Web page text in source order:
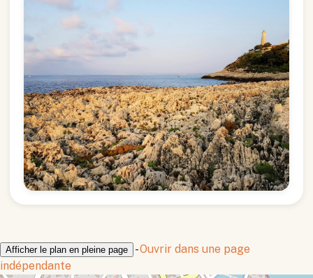
Afficher le plan en pleine page -Ouvrir dans une page
indépendante